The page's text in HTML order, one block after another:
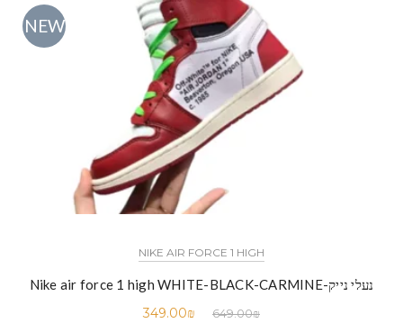
NEW
NIKE AIR FORCE 1 HIGH
נעלי נייק-Nike air force 1 high WHITE-BLACK-CARMINE
649.00₪
349.00₪